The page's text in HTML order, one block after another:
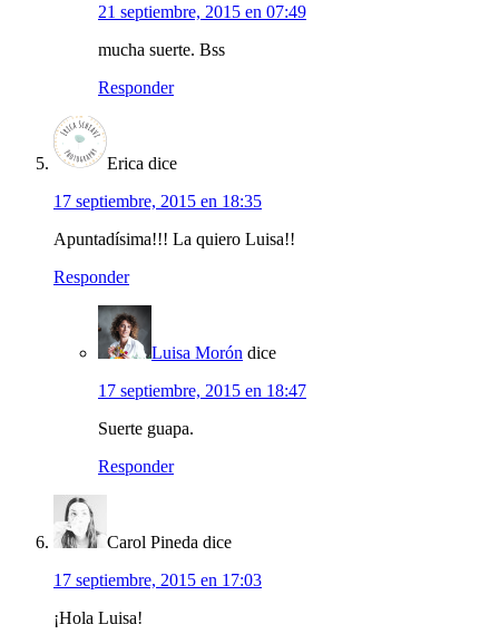
21 septiembre, 2015 en 07:49
mucha suerte. Bss
Responder
Erica dice
17 septiembre, 2015 en 18:35
Apuntadísima!!! La quiero Luisa!!
Responder
Luisa Morón dice
17 septiembre, 2015 en 18:47
Suerte guapa.
Responder
Carol Pineda dice
17 septiembre, 2015 en 17:03
¡Hola Luisa!